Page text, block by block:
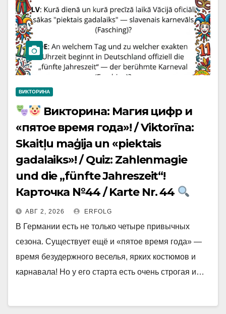
ВИКТОРИНА
Викторина: Магия цифр и
«пятое время года»! / Viktorīna:
Skaitļu maģija un «piektais
gadalaiks»! / Quiz: Zahlenmagie
und die „fünfte Jahreszeit“!
Карточка №44 / Karte Nr. 44
АВГ 2, 2026 ERFOLG
В Германии есть не только четыре привычных
сезона. Существует ещё и «пятое время года» —
время безудержного веселья, ярких костюмов и
карнавала! Но у его старта есть очень строгая и…